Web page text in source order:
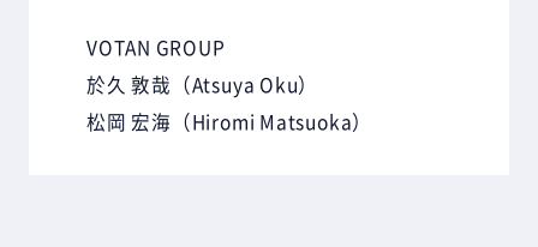
VOTAN GROUP
於久 敦哉 （Atsuya Oku）
松岡 宏海 （Hiromi Matsuoka）